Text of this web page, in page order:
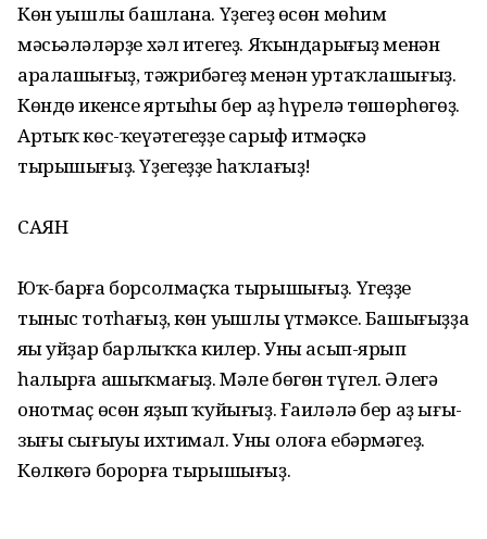
Көн уңышлы башлана. Үҙегеҙ өсөн мөһим
мәсьәләләрҙе хәл итегеҙ. Яҡындарығыҙ менән
аралашығыҙ, тәжрибәгеҙ менән уртаҡлашығыҙ.
Көндөң икенсе яртыһы бер аҙ һүрелә төшөрһөгөҙ.
Артыҡ көс-ҡеүәтегеҙҙе сарыф итмәҫкә
тырышығыҙ. Үҙегеҙҙе һаҡлағыҙ!
САЯН
Юҡ-барға борсолмаҫҡа тырышығыҙ. Үгеҙҙе
тыныс тотһағыҙ, көн уңышлы үтмәксе. Башығыҙҙа
яңы уйҙар барлыҡҡа килер. Уны асып-ярып
һалырға ашыҡмағыҙ. Мәле бөгөн түгел. Әлегә
онотмаҫ өсөн яҙып ҡуйығыҙ. Ғаиләлә бер аҙ ығы-
зығы сығыуы ихтимал. Уны олоға ебәрмәгеҙ.
Көлкөгә борорға тырышығыҙ.